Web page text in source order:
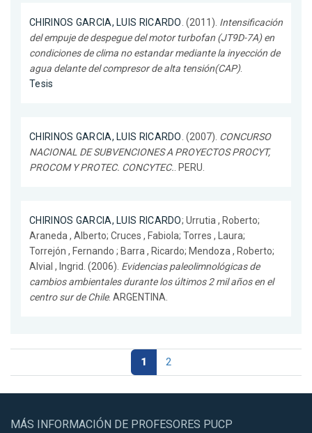
CHIRINOS GARCIA, LUIS RICARDO. (2011). Intensificación
del empuje de despegue del motor turbofan (JT9D-7A) en
condiciones de clima no estandar mediante la inyección de
agua delante del compresor de alta tensión(CAP).
Tesis
CHIRINOS GARCIA, LUIS RICARDO. (2007). CONCURSO
NACIONAL DE SUBVENCIONES A PROYECTOS PROCYT,
PROCOM Y PROTEC. CONCYTEC.. PERU.
CHIRINOS GARCIA, LUIS RICARDO; Urrutia , Roberto;
Araneda , Alberto; Cruces , Fabiola; Torres , Laura;
Torrejón , Fernando ; Barra , Ricardo; Mendoza , Roberto;
Alvial , Ingrid. (2006). Evidencias paleolimnológicas de
cambios ambientales durante los últimos 2 mil años en el
centro sur de Chile. ARGENTINA.
1 2
MÁS INFORMACIÓN DE PROFESORES PUCP